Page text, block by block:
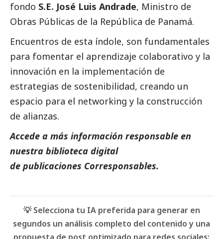
fondo S.E. José Luis Andrade, Ministro de
Obras Públicas de la República de Panamá.
Encuentros de esta índole, son fundamentales
para fomentar el aprendizaje colaborativo y la
innovación en la implementación de
estrategias de sostenibilidad, creando un
espacio para el networking y la construcción
de alianzas.
Accede a más información responsable en
nuestra biblioteca digital
de publicaciones Corresponsables.
💡 Selecciona tu IA preferida para generar en
segundos un análisis completo del contenido y una